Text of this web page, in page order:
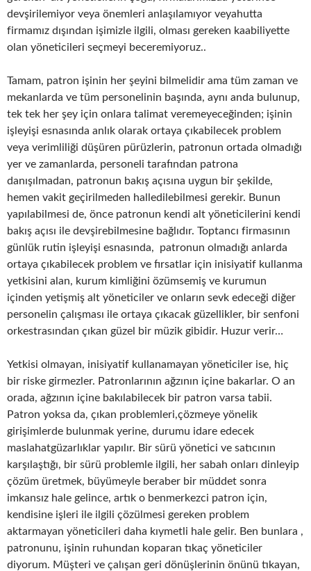
devşirilemiyor veya önemleri anlaşılamıyor veyahutta
firmamız dışından işimizle ilgili, olması gereken kaabiliyette
olan yöneticileri seçmeyi beceremiyoruz..
Tamam, patron işinin her şeyini bilmelidir ama tüm zaman ve
mekanlarda ve tüm personelinin başında, aynı anda bulunup,
tek tek her şey için onlara talimat veremeyeceğinden; işinin
işleyişi esnasında anlık olarak ortaya çıkabilecek problem
veya verimliliği düşüren pürüzlerin, patronun ortada olmadığı
yer ve zamanlarda, personeli tarafından patrona
danışılmadan, patronun bakış açısına uygun bir şekilde,
hemen vakit geçirilmeden halledilebilmesi gerekir. Bunun
yapılabilmesi de, önce patronun kendi alt yöneticilerini kendi
bakış açısı ile devşirebilmesine bağlıdır. Toptancı firmasının
günlük rutin işleyişi esnasında, patronun olmadığı anlarda
ortaya çıkabilecek problem ve fırsatlar için inisiyatif kullanma
yetkisini alan, kurum kimliğini özümsemiş ve kurumun
içinden yetişmiş alt yöneticiler ve onların sevk edeceği diğer
personelin çalışması ile ortaya çıkacak güzellikler, bir senfoni
orkestrasından çıkan güzel bir müzik gibidir. Huzur verir…
Yetkisi olmayan, inisiyatif kullanamayan yöneticiler ise, hiç
bir riske girmezler. Patronlarının ağzının içine bakarlar. O an
orada, ağzının içine bakılabilecek bir patron varsa tabii.
Patron yoksa da, çıkan problemleri,çözmeye yönelik
girişimlerde bulunmak yerine, durumu idare edecek
maslahatgüzarlıklar yapılır. Bir sürü yönetici ve satıcının
karşılaştığı, bir sürü problemle ilgili, her sabah onları dinleyip
çözüm üretmek, büyümeyle beraber bir müddet sonra
imkansız hale gelince, artık o benmerkezci patron için,
kendisine işleri ile ilgili çözülmesi gereken problem
aktarmayan yöneticileri daha kıymetli hale gelir. Ben bunlara ,
patronunu, işinin ruhundan koparan tıkaç yöneticiler
diyorum. Müşteri ve çalışan geri dönüşlerinin önünü tıkayan,